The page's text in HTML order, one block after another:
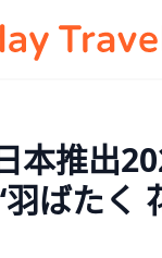
本推出
ばたく